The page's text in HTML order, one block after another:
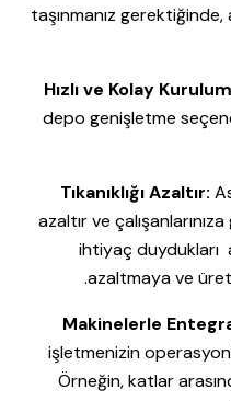
taşınmanız
Hızlı ve Kolay
depo genişletme
Tıkanıklığı Azaltır:
azaltır ve
ihtiyaç duydukları
azaltmaya ve
Makinelerle
işletmenizin
Örneğin, katlar